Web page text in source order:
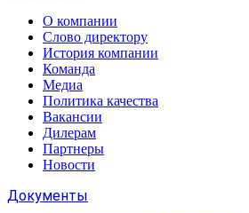
О компании
Слово директору
История компании
Команда
Медиа
Политика качества
Вакансии
Дилерам
Партнеры
Новости
Документы